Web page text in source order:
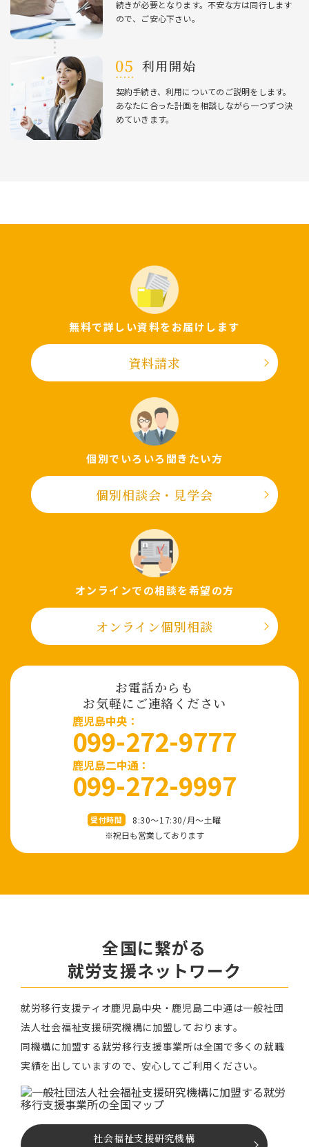
続きが必要となります。不安な⽅は同⾏します
ので、ご安⼼下さい。
利⽤開始
契約⼿続き、利⽤についてのご説明をします。
あなたに合った計画を相談しながら⼀つずつ決
めていきます。
無料で詳しい資料をお届けします
資料請求
個別でいろいろ聞きたい⽅
個別相談会・⾒学会
オンラインでの相談を希望の⽅
オンライン個別相談
お電話からも
お気軽にご連絡ください
⿅児島中央：
099-272-9777
鹿児島二中通：
099-272-9997
受付時間
8:30～17:30/⽉〜⼟曜
※祝⽇も営業しております
全国に繋がる
就労⽀援ネットワーク
就労移⾏⽀援ティオ⿅児島中央・鹿児島二中通は⼀般社団
法⼈社会福祉⽀援研究機構に加盟しております。
同機構に加盟する就労移⾏⽀援事業所は全国で多くの就職
実績を出していますので、安⼼してご利⽤ください。
社会福祉⽀援研究機構